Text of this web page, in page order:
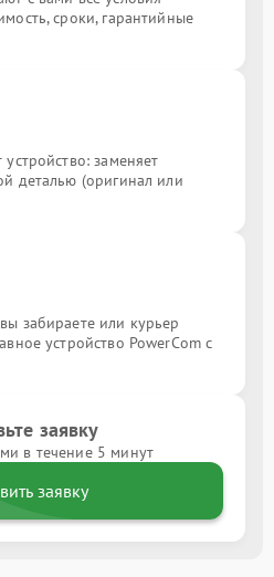
сроки, гарантийные
заменяет
деталью (оригинал или
забираете или курьер
устройство PowerCom с
заявку
в течение 5 минут
заявку